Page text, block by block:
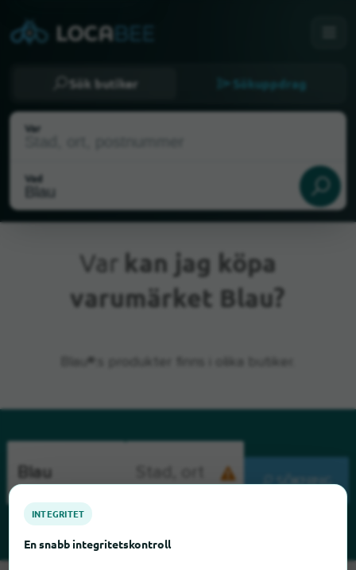
Sök butiker Sökuppdrag
Var
Vad
Nuvarande plats
Var kan jag köpa
varumärket Blau?
Blau®:s produkter finns i olika butiker.
SÖKNING
INTEGRITET
En snabb integritetskontroll